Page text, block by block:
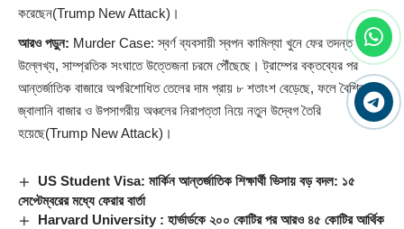
করেছেন(Trump New Attack)।
আরও পড়ুন: Murder Case: স্বর্ণ ব্যবসায়ী স্বপন কামিল্যা খুনে ফের তদন্ত
উল্লেখ্য, সাম্প্রতিক সংঘাতে উত্তেজনা চরমে পৌঁছেছে। ট্রাম্পের বক্তব্যের পর
আন্তর্জাতিক বাজারে অপরিশোধিত তেলের দাম প্রায় ৮ শতাংশ বেড়েছে, ফলে বৈশ্বিক
জ্বালানি বাজার ও উপসাগরীয় অঞ্চলের নিরাপত্তা নিয়ে নতুন উদ্বেগ তৈরি
হয়েছে(Trump New Attack)।
US Student Visa: মার্কিন আন্তর্জাতিক শিক্ষার্থী ভিসায় বড় বদল: ১৫
সেপ্টেম্বরের মধ্যে ফেরার বার্তা
Harvard University : হার্ভার্ডকে ২০০ কোটির পর আরও ৪৫ কোটির আর্থিক